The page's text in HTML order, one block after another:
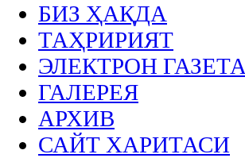
БИЗ ҲАҚДА
ТАҲРИРИЯТ
ЭЛЕКТРОН ГАЗЕТА
ГАЛЕРЕЯ
АРХИВ
САЙТ ХАРИТАСИ